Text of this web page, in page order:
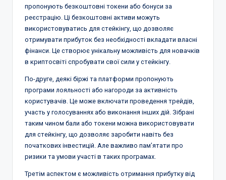
пропонують безкоштовні токени або бонуси за
реєстрацію. Ці безкоштовні активи можуть
використовуватись для стейкінгу, що дозволяє
отримувати прибуток без необхідності вкладати власні
фінанси. Це створює унікальну можливість для новачків
в криптосвіті спробувати свої сили у стейкінгу.
По-друге, деякі біржі та платформи пропонують
програми лояльності або нагороди за активність
користувачів. Це може включати проведення трейдів,
участь у голосуваннях або виконання інших дій. Зібрані
таким чином бали або токени можна використовувати
для стейкінгу, що дозволяє заробити навіть без
початкових інвестицій. Але важливо пам’ятати про
ризики та умови участі в таких програмах.
Третім аспектом є можливість отримання прибутку від